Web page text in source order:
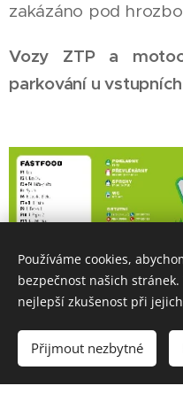
zakázáno pod
Vozy ZTP a
parkování u
Používáme cookies,
bezpečnost našich
nejlepší zkušenost při
Přijmout nezbytné